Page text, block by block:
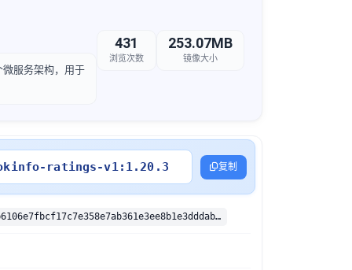
服务架构，用于
431
浏览次数
253.07MB
镜像大小
ratings-v1:1.20.3 复制
sha256:368eb6106e7fbcf17c7e358e7ab361e3ee8b1e3dddab3e1dff0e37e18446aeb7